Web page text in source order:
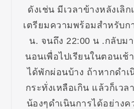
ดังเช่น มีเวลาข้างหลังเลิ
เตรียมความพร้อมสำหรับก
น. จนถึง 22:00 น .กลับม
นอนเพื่อไปเรียนในตอนเ
ได้พักผ่อนบ้าง ถ้าหากดำ
กระทั่งเหลือเกิน แล้วก็เว
น้องๆดำเนินการได้อย่าง